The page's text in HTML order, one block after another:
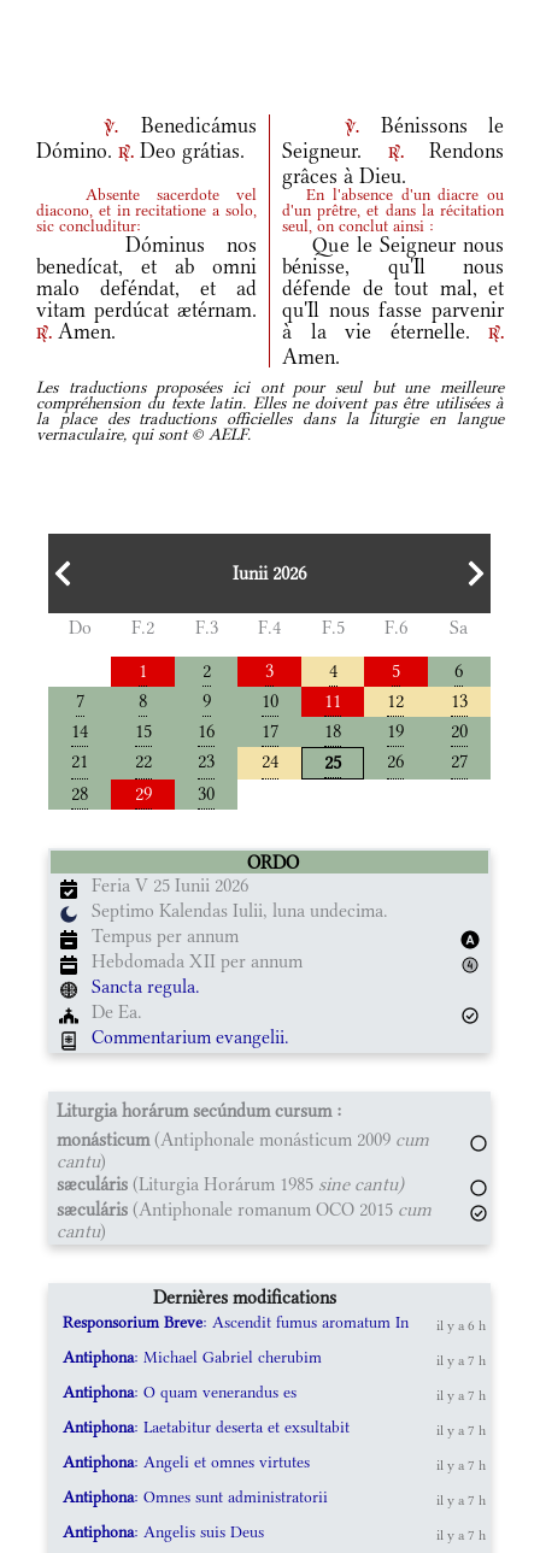
v.
Benedicámus
Dómino. r. Deo grátias.
v.
Bénissons le
Seigneur.
r.Rendons
grâces à Dieu.
Absente sacerdote vel
diacono, et in recitatione a solo,
sic concluditur:
En l'absence d'un diacre ou
d'un prêtre, et dans la récitation
seul, on conclut ainsi :
Dóminus nos
benedícat, et ab omni
malo deféndat, et ad
vitam perdúcat ætérnam.
r. Amen.
Que le Seigneur nous
bénisse, qu'Il nous
défende de tout mal, et
qu'Il nous fasse parvenir
à la vie éternelle.
r.
Amen.
Les traductions proposées ici ont pour seul but une meilleure
compréhension du texte latin. Elles ne doivent pas être utilisées à
la place des traductions officielles dans la liturgie en langue
vernaculaire, qui sont © AELF.
Iunii 2026
Do F.2 F.3 F.4 F.5 F.6
Sa
1
2 3 4 5
6
7
8 9 10 11 12
13
14
15 16 17 18 19
20
21
22 23 24 25 26
27
28
29 30
ORDO
Feria V 25 Iunii 2026
Septimo Kalendas Iulii, luna undecima.
Tempus per annum
Hebdomada XII per annum
Sancta regula.
De Ea.
Commentarium evangelii.
Liturgia horárum secúndum cursum :
monásticum(Antiphonale monásticum 2009 cum
cantu)
sæculáris (Liturgia Horárum 1985 sine cantu)
sæculáris (Antiphonale romanum OCO 2015 cum
cantu)
Dernières modifications
Responsorium Breve: Ascendit fumus aromatum In il y a 6 h
Antiphona: Michael Gabriel cherubim il y a 7 h
Antiphona: O quam venerandus es il y a 7 h
Antiphona: Laetabitur deserta et exsultabit il y a 7 h
Antiphona: Angeli et omnes virtutes il y a 7 h
Antiphona: Omnes sunt administratorii il y a 7 h
Antiphona: Angelis suis Deus il y a 7 h